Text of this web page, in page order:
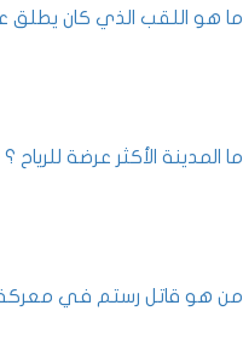
ما هو اللقب الذي كان يطلق
ما المدينة الأكثر عرضة للرياح ؟
من هو قاتل رستم في معركة